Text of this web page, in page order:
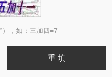
，如：三加四=7